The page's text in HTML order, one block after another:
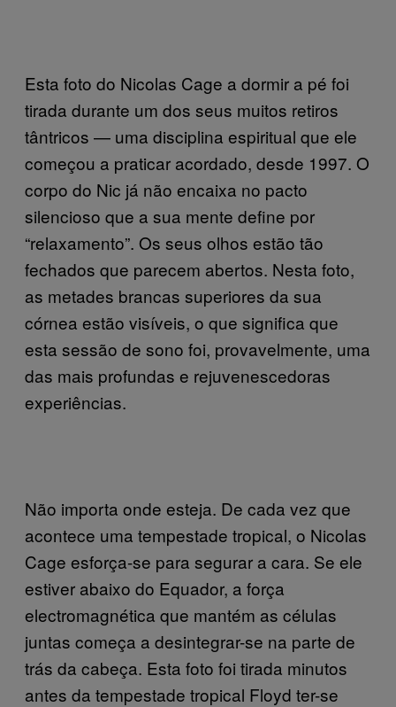
Esta foto do Nicolas Cage a dormir a pé foi
tirada durante um dos seus muitos retiros
tântricos — uma disciplina espiritual que ele
começou a praticar acordado, desde 1997. O
corpo do Nic já não encaixa no pacto
silencioso que a sua mente define por
“relaxamento”. Os seus olhos estão tão
fechados que parecem abertos. Nesta foto,
as metades brancas superiores da sua
córnea estão visíveis, o que significa que
esta sessão de sono foi, provavelmente, uma
das mais profundas e rejuvenescedoras
experiências.
Não importa onde esteja. De cada vez que
acontece uma tempestade tropical, o Nicolas
Cage esforça-se para segurar a cara. Se ele
estiver abaixo do Equador, a força
electromagnética que mantém as células
juntas começa a desintegrar-se na parte de
trás da cabeça. Esta foto foi tirada minutos
antes da tempestade tropical Floyd ter-se